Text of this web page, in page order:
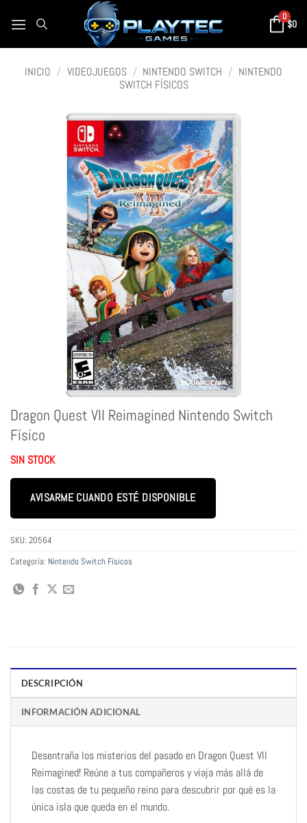
0
$0
INICIO / VIDEOJUEGOS / NINTENDO SWITCH / NINTENDO
SWITCH FÍSICOS
Dragon Quest VII Reimagined Nintendo Switch
Físico
SIN STOCK
AVISARME CUANDO ESTÉ DISPONIBLE
SKU: 20564
Categoría: Nintendo Switch Físicos
DESCRIPCIÓN
INFORMACIÓN ADICIONAL
Desentraña los misterios del pasado en Dragon Quest VII
Reimagined! Reúne a tus compañeros y viaja más allá de
las costas de tu pequeño reino para descubrir por qué es la
única isla que queda en el mundo.